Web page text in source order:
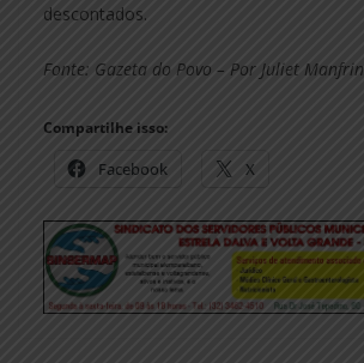
descontados.
Fonte: Gazeta do Povo – Por Juliet Manfrin
Compartilhe isso:
Facebook X